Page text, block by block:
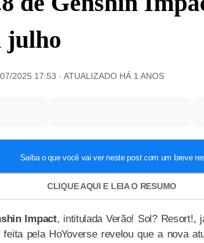
julho
2025 17:53 · ATUALIZADO HÁ 1 ANOS
Impact, intitulada Verão! Sol? Resort!,
feita pela HoYoverse revelou que a nova